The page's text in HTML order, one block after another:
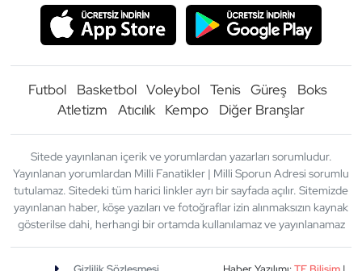
Futbol Basketbol Voleybol Tenis Güreş
Boks
Atletizm
Atıcılık Kempo Diğer Branşlar
Sitede yayınlanan içerik ve yorumlardan yazarları sorumludur.
Yayınlanan yorumlardan Milli Fanatikler | Milli Sporun Adresi sorumlu
tutulamaz. Sitedeki tüm harici linkler ayrı bir sayfada açılır. Sitemizde
yayınlanan haber, köşe yazıları ve fotoğraflar izin alınmaksızın kaynak
gösterilse dahi, herhangi bir ortamda kullanılamaz ve yayınlanamaz